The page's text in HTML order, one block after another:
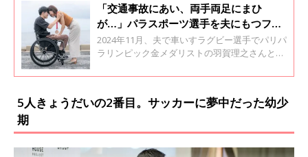
「交通事故にあい、両手両足にまひ
が…」パラスポーツ選手を夫にもつフリ
ーアナ･久下真以子。「おなかの子に金
メダルを」が2024年の目標だった
2024年11月、夫で車いすラグビー選手でパリパ
ラリンピック金メダリストの羽賀理之さんとの
ナウンサーの久下真以子さん。パラアスリート
す。久下さんに、パラアスリートである夫との
全2回のインタビューの前編です。
5人きょうだいの2番目。サッカーに夢中だった幼少
期